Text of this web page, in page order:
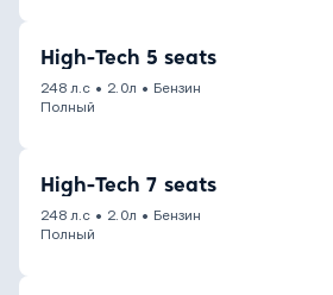
High-Tech 5 seats
248 л.с • 2.0л • Бензин
Полный
High-Tech 7 seats
248 л.с • 2.0л • Бензин
Полный